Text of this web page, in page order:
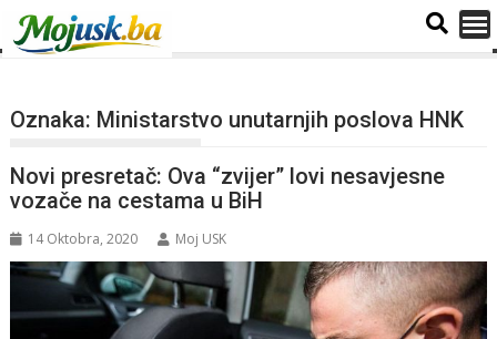
Oznaka: Ministarstvo unutarnjih poslova HNK
Novi presretač: Ova “zvijer” lovi nesavjesne
vozače na cestama u BiH
14 Oktobra, 2020 Moj USK